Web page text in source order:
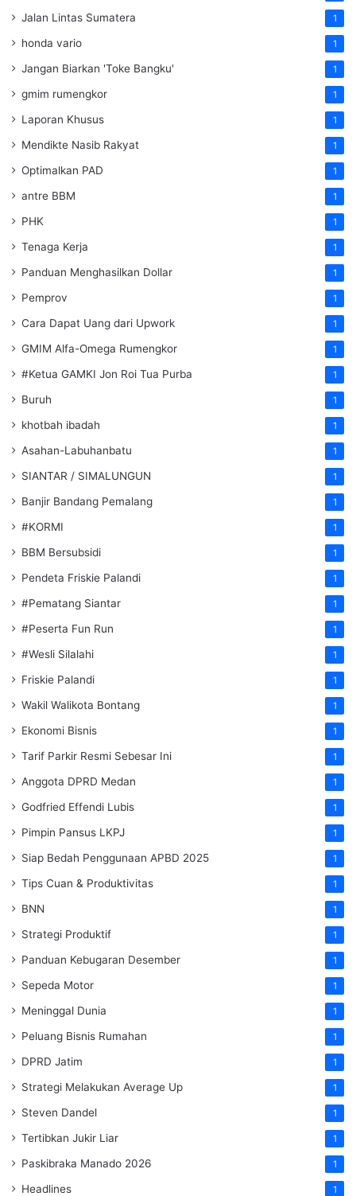
Jalan Lintas Sumatera 1
honda vario 1
Jangan Biarkan 'Toke Bangku' 1
gmim rumengkor 1
Laporan Khusus 1
Mendikte Nasib Rakyat 1
Optimalkan PAD 1
antre BBM 1
PHK 1
Tenaga Kerja 1
Panduan Menghasilkan Dollar 1
Pemprov 1
Cara Dapat Uang dari Upwork 1
GMIM Alfa-Omega Rumengkor 1
#Ketua GAMKI Jon Roi Tua Purba 1
Buruh 1
khotbah ibadah 1
Asahan-Labuhanbatu 1
SIANTAR / SIMALUNGUN 1
Banjir Bandang Pemalang 1
#KORMI 1
BBM Bersubsidi 1
Pendeta Friskie Palandi 1
#Pematang Siantar 1
#Peserta Fun Run 1
#Wesli Silalahi 1
Friskie Palandi 1
Wakil Walikota Bontang 1
Ekonomi Bisnis 1
Tarif Parkir Resmi Sebesar Ini 1
Anggota DPRD Medan 1
Godfried Effendi Lubis 1
Pimpin Pansus LKPJ 1
Siap Bedah Penggunaan APBD 2025 1
Tips Cuan & Produktivitas 1
BNN 1
Strategi Produktif 1
Panduan Kebugaran Desember 1
Sepeda Motor 1
Meninggal Dunia 1
Peluang Bisnis Rumahan 1
DPRD Jatim 1
Strategi Melakukan Average Up 1
Steven Dandel 1
Tertibkan Jukir Liar 1
Paskibraka Manado 2026 1
Headlines 1